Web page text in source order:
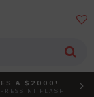

A $2000!
NI FLASH